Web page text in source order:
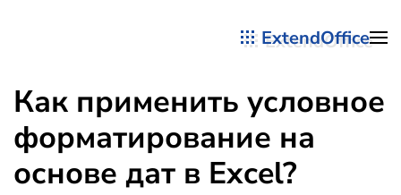
ExtendOffice
Как применить условное
форматирование на
основе дат в Excel?